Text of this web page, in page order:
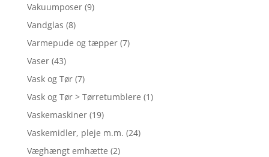
Vakuumposer (9)
Vandglas (8)
Varmepude og tæpper (7)
Vaser (43)
Vask og Tør (7)
Vask og Tør > Tørretumblere (1)
Vaskemaskiner (19)
Vaskemidler, pleje m.m. (24)
Væghængt emhætte (2)